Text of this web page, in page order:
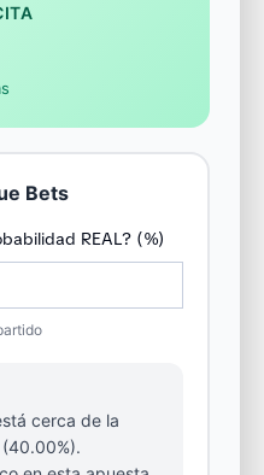
Bets
REAL? (%)
cerca de la